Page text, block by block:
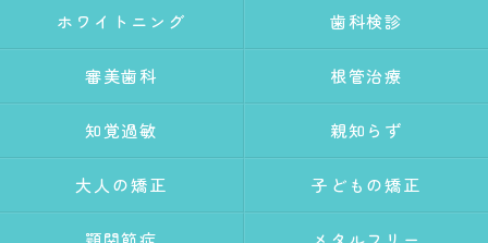
ホワイトニング 歯科検診
審美歯科 根管治療
知覚過敏 親知らず
大人の矯正 子どもの矯正